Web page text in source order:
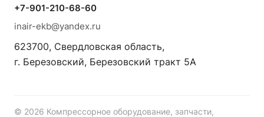
+7-901-210-68-60
inair-ekb@yandex.ru
623700, Свердловская область,
г. Березовский, Березовский тракт 5А
© 2026 Компрессорное оборудование, запчасти,